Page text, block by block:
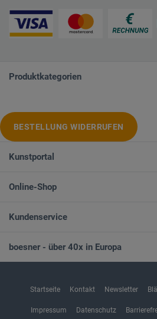
Produktkategorien
BESTELLUNG WIDERRUFEN
Kunstportal
Online-Shop
Kundenservice
boesner - über 40x in Europa
Startseite Kontakt Newsletter
Impressum Datenschutz